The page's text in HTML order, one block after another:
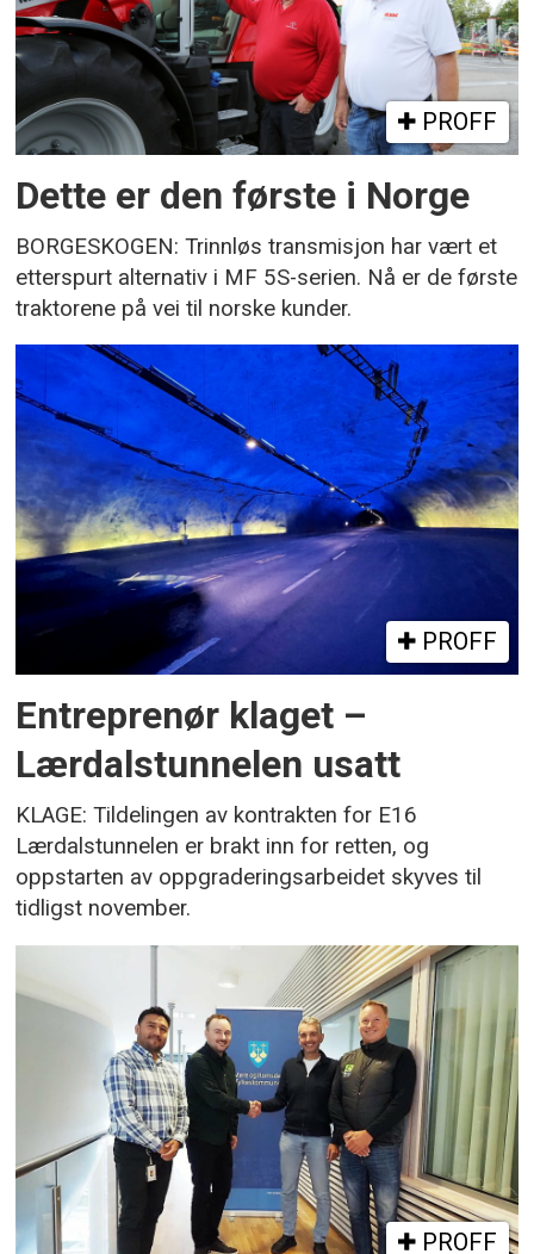
PROFF
Dette er den første i Norge
BORGESKOGEN: Trinnløs transmisjon har vært et
etterspurt alternativ i MF 5S-serien. Nå er de første
traktorene på vei til norske kunder.
PROFF
Entreprenør klaget –
Lærdalstunnelen usatt
KLAGE: Tildelingen av kontrakten for E16
Lærdalstunnelen er brakt inn for retten, og
oppstarten av oppgraderingsarbeidet skyves til
tidligst november.
PROFF